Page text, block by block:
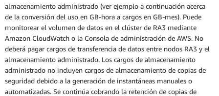
almacenamiento administrado (ver ejemplo a continuación acerca
de la conversión del uso en GB-hora a cargos en GB-mes). Puede
monitorear el volumen de datos en el clúster de RA3 mediante
Amazon CloudWatch o la Consola de administración de AWS. No
deberá pagar cargos de transferencia de datos entre nodos RA3 y el
almacenamiento administrado. Los cargos de almacenamiento
administrado no incluyen cargos de almacenamiento de copias de
seguridad debido a la generación de instantáneas manuales o
automatizadas. Se continúa cobrando la retención de copias de